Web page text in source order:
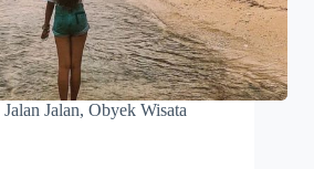
Jalan Jalan, Obyek Wisata